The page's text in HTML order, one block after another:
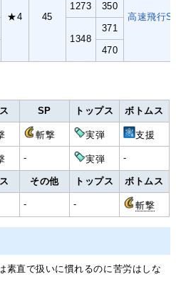
★4 45 高速飛行S
1273 350
1348
371
470
SP トップス ボトムス
斬撃 実弾 支援
- 実弾 -
その他 トップス ボトムス
- - 斬撃
素直で扱いに慣れるのに苦労はしな